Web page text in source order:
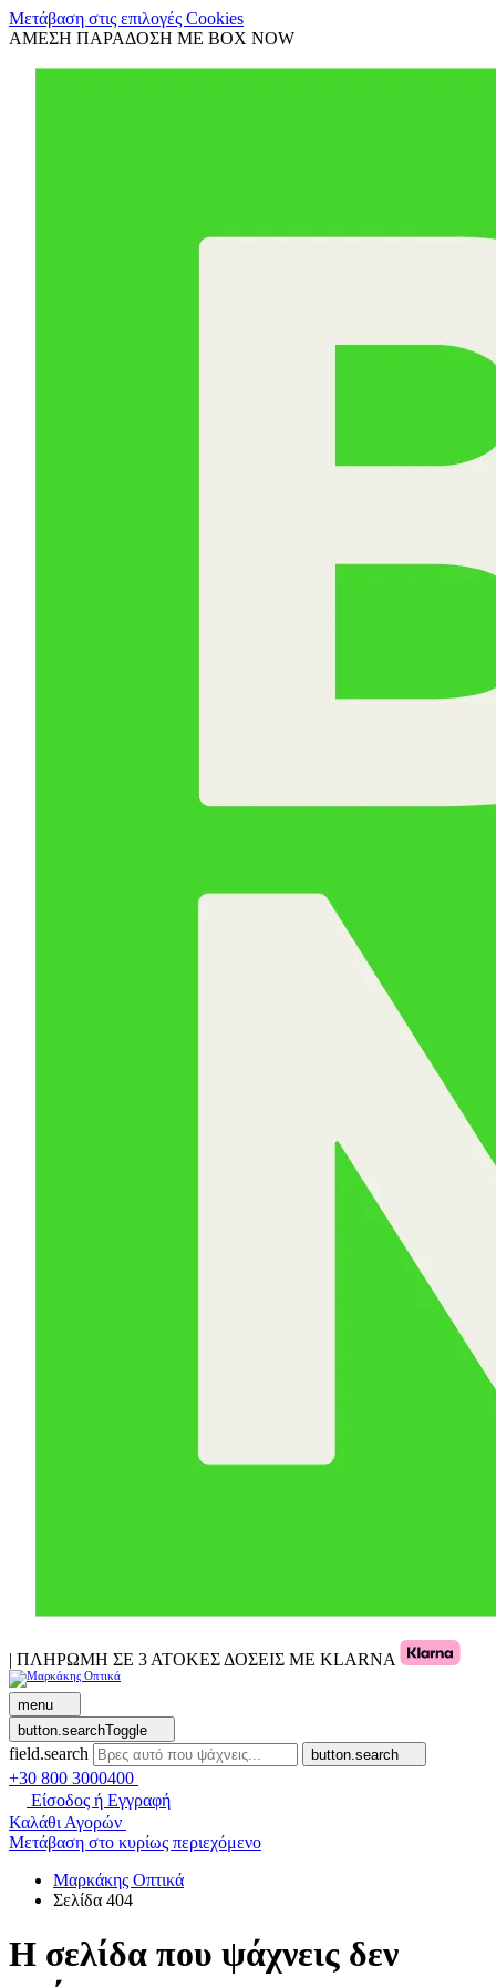
Μετάβαση στις επιλογές Cookies
ΑΜΕΣΗ ΠΑΡΑΔΟΣΗ ΜΕ BOX NOW
| ΠΛΗΡΩΜΗ ΣΕ 3 ΑΤΟΚΕΣ ΔΟΣΕΙΣ ΜΕ KLARNA
menu
button.searchToggle
field.search button.search
+30 800 3000400
Είσοδος ή Εγγραφή
Καλάθι Αγορών
Μετάβαση στο κυρίως περιεχόμενο
Μαρκάκης Οπτικά
Σελίδα 404
Η σελίδα που ψάχνεις δεν